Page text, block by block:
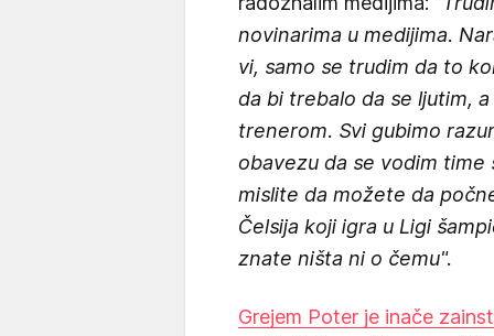
novinarima u medijima.
vi, samo se trudim da to
da bi trebalo da se ljutim,
trenerom. Svi gubimo
obavezu da se vodim
mislite da možete da
Čelsija koji igra u Ligi
znate ništa ni o čemu".
Grejem Poter je inače